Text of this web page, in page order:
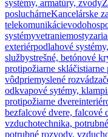
systémy, armatúry, zvody
posluchárneKancelárske
telekomunikácie
systémyvetraniemosty
exteriérpodlahové
službystrešné, betónové
protipožiarne skláčistiarne
vôdpriemyslené
odkvapové sytémy,
protipožiarne dvere
bezfalcové dvere, falcové
vzduchotechnika,
potrubné rozvody,